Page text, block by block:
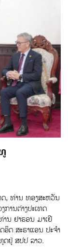
, ທ່ານ ທອງສະຫວັນ
ານຕ່າງປະເທດ
ນ ຢາຣອນ ມາເຢີ
ດ ສະຣາແອນ ປະຈໍາ
ດຢູ່ ສປປ ລາວ.